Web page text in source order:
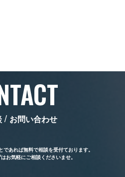
/ お問い合わせ
あれば無料で相談を受付ております。
お気軽にご相談くださいませ。